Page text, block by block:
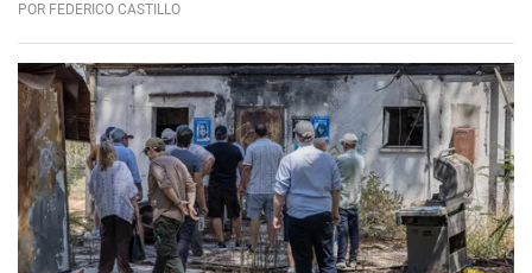
POR FEDERICO CASTILLO